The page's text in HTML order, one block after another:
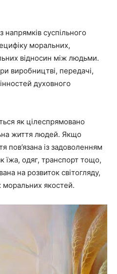
суспільного
моральних,
відносин між людьми.
виробництві, передачі,
духовного
як цілеспрямовано
життя людей. Якщо
пов’язана із задоволенням
їжа, одяг, транспорт тощо,
на розвиток світогляду,
моральних якостей.